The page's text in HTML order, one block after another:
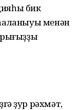
бик
менән
ҙур рәхмәт,